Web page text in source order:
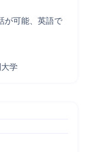
が可能、英語で
学